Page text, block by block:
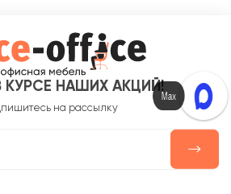
КУРСЕ НАШИХ АКЦИЙ!
на рассылку
Max